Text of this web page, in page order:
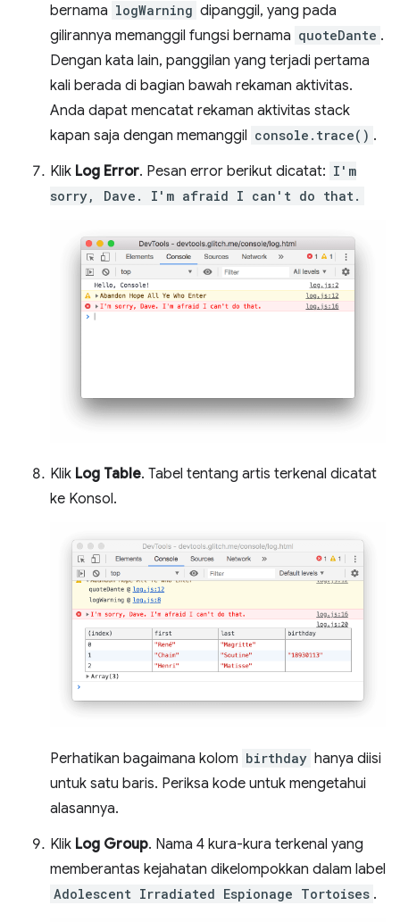
bernama logWarning dipanggil, yang pada
gilirannya memanggil fungsi bernama quoteDante .
Dengan kata lain, panggilan yang terjadi pertama
kali berada di bagian bawah rekaman aktivitas.
Anda dapat mencatat rekaman aktivitas stack
kapan saja dengan memanggil console.trace() .
Klik Log Error. Pesan error berikut dicatat: I'm
sorry, Dave. I'm afraid I can't do that.
Klik Log Table. Tabel tentang artis terkenal dicatat
ke Konsol.
Perhatikan bagaimana kolom birthday hanya diisi
untuk satu baris. Periksa kode untuk mengetahui
alasannya.
Klik Log Group. Nama 4 kura-kura terkenal yang
memberantas kejahatan dikelompokkan dalam label
Adolescent Irradiated Espionage Tortoises .